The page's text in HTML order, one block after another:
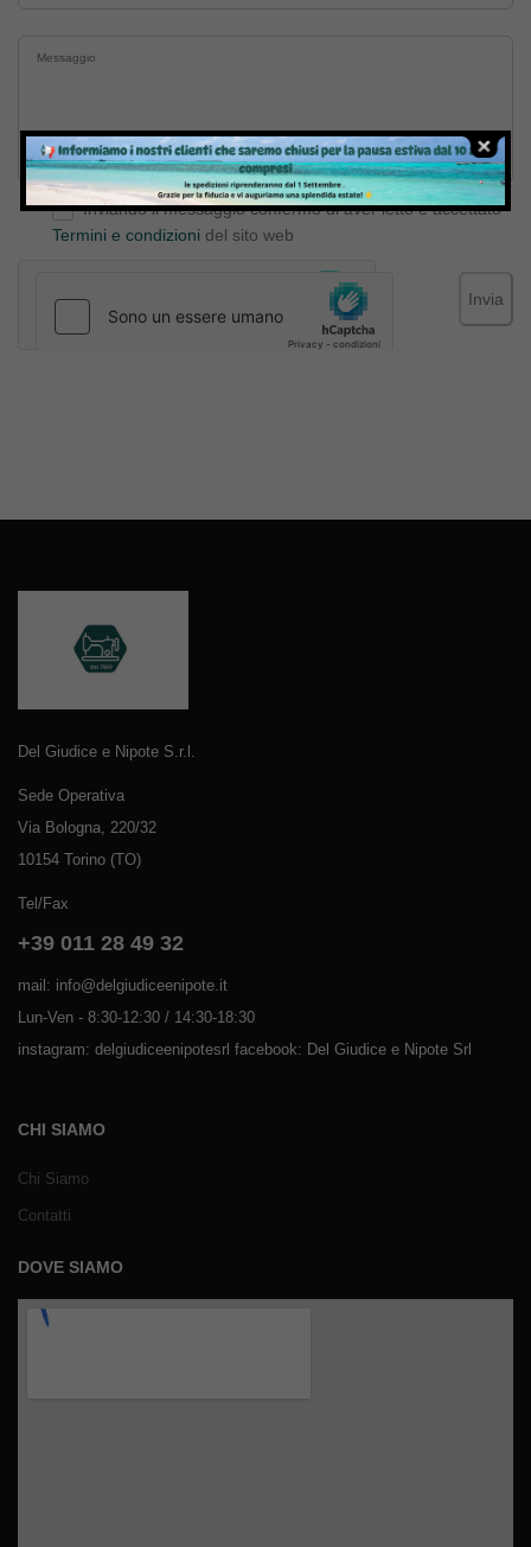
Inviando il messaggio confermo di aver letto e accettato
Termini e condizioni del sito web
Invia
Del Giudice e Nipote S.r.l.
Sede Operativa
Via Bologna, 220/32
10154 Torino (TO)
Tel/Fax
+39 011 28 49 32
mail: info@delgiudiceenipote.it
Lun-Ven - 8:30-12:30 / 14:30-18:30
instagram: delgiudiceenipotesrl facebook: Del Giudice e Nipote Srl
CHI SIAMO
Chi Siamo
Contatti
DOVE SIAMO